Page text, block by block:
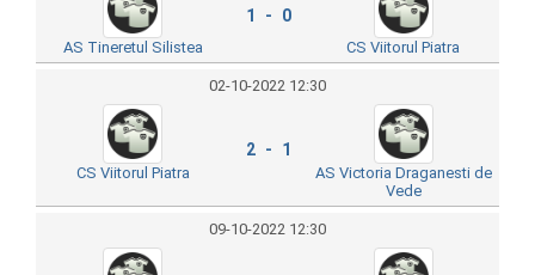
AS Tineretul Silistea
1 - 0
CS Viitorul Piatra
02-10-2022 12:30
CS Viitorul Piatra
2 - 1
AS Victoria Draganesti de
Vede
09-10-2022 12:30